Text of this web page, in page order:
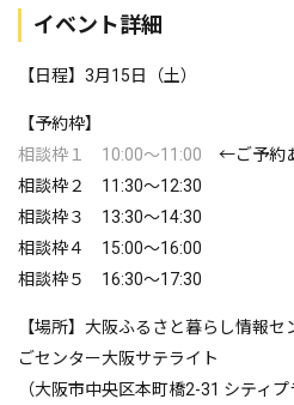
イベント詳細
【日程】3月15日（土）
【予約枠】
相談枠１ 10:00〜11:00 ←ご予約
相談枠２ 11:30〜12:30
相談枠３ 13:30〜14:30
相談枠４ 15:00〜16:00
相談枠５ 16:30〜17:30
【場所】大阪ふるさと暮らし情報
ごセンター大阪サテライト
（大阪市中央区本町橋2-31 シティプ